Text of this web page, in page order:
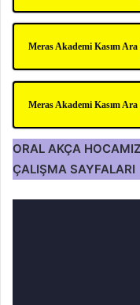
Meras Akademi Kasım Ara
Meras Akademi Kasım Ara
ORAL AKÇA
ÇALIŞMA SAYFALARI